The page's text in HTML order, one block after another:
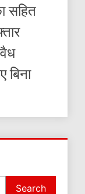
सहित
बिना
Search